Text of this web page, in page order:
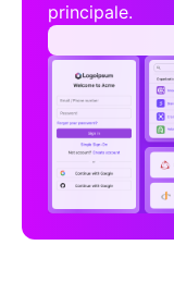
principale.